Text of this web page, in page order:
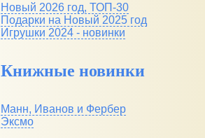
Новый 2026 год, ТОП-30
Подарки на Новый 2025 год
Игрушки 2024 - новинки
Книжные новинки
Манн, Иванов и Фербер
Эксмо